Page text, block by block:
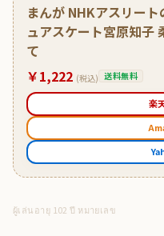
まんが NHKアスリー
ュアスケート宮原知子
て
￥1,222 (税込) 送料無料
楽
ผู้เล่นอายุ 102 ปี หมายเลข